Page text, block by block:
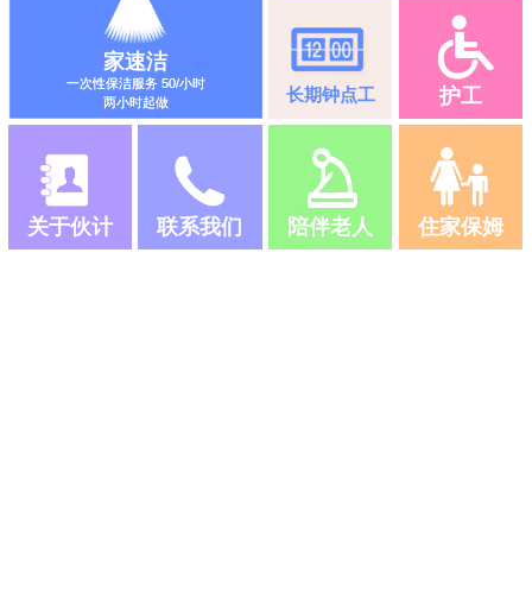
家速洁
一次性保洁服务 50/小时
两小时起做
长期钟点工 护工
关于伙计 联系我们 陪伴老人 住家保姆